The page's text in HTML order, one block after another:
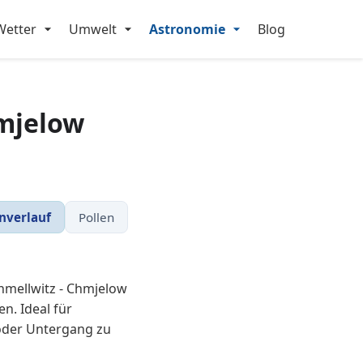
Umwelt Astronomie Blog
Pollen
- Chmjelow
Ideal für
Untergang zu